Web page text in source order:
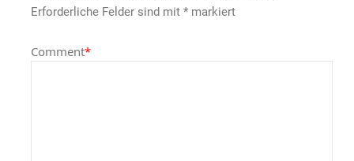
Erforderliche Felder sind mit * markiert
Comment*